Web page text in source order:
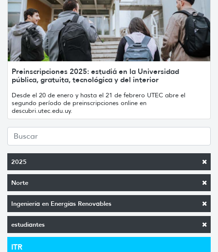
2025
Norte
Ingeniería en Energías Renovables
estudiantes
ITR
Preinscripciones 2025: estudiá en la Universidad
pública, gratuita, tecnológica y del interior
Desde el 20 de enero y hasta el 21 de febrero UTEC abre el
segundo período de preinscripciones online en
descubri.utec.edu.uy.